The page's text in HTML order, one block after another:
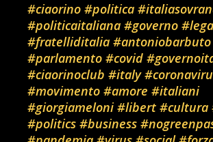
#ciaorino #politica
#politicaitaliana #governo #lega
#fratelliditalia #antoniobarbuto
#parlamento #covid
#ciaorinoclub #italy
#movimento #amore #italiani
#giorgiameloni #libert #cultura
#politics #business